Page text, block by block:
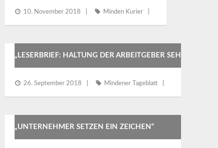
10. November 2018 Minden Kurier
„LESERBRIEF: HALTUNG DER ARBEITGEBER SEHR
ZU BEGRÜSSEN“
26. September 2018 Mindener Tageblatt
„UNTERNEHMER SETZEN EIN ZEICHEN“